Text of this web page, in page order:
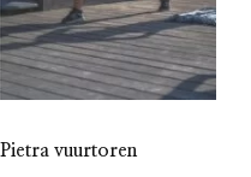
Pietra vuurtoren